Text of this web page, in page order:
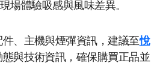
場體驗吸感與風味差異。
、主機與煙彈資訊，建議至悅
與技術資訊，確保購買正品並